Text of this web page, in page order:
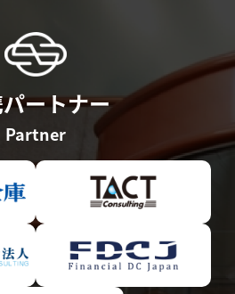
ートナー
Partner